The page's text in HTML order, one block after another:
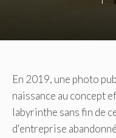
En 2019, une photo
naissance au concept
labyrinthe sans fin de
d'entreprise